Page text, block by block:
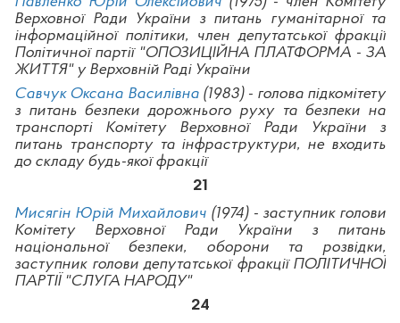
Верховної Ради України з питань гуманітарної та
інформаційної політики, член депутатської фракції
Політичної партії "ОПОЗИЦІЙНА ПЛАТФОРМА - ЗА
ЖИТТЯ" у Верховній Раді України
Савчук Оксана Василівна(1983) - голова підкомітету
з питань безпеки дорожнього руху та безпеки на
транспорті Комітету Верховної Ради України з
питань транспорту та інфраструктури, не входить
до складу будь-якої фракції
21
Мисягін Юрій Михайлович (1974) - заступник голови
Комітету Верховної Ради України з питань
національної безпеки, оборони та розвідки,
заступник голови депутатської фракції ПОЛІТИЧНОЇ
ПАРТІЇ "СЛУГА НАРОДУ"
24